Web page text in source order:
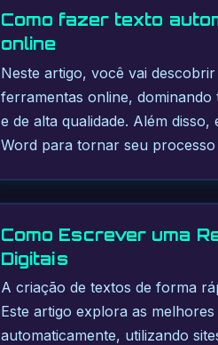
Como fazer texto
online
Neste artigo, você vai
ferramentas online,
e de alta qualidade. Além
Word para tornar seu
Como Escrever uma
Digitais
A criação de textos de forma
Este artigo explora as
automaticamente, utilizando